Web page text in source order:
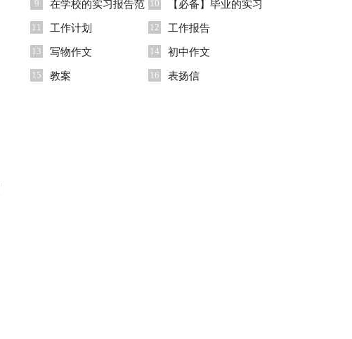
篇 3篇
9 在学校的实习报告范
文合集八篇
10 【必备】毕业的实习
报告合集五篇
11 工作计划 12 工作报告
13 写物作文 14 初中作文
15 教案 16 表扬信